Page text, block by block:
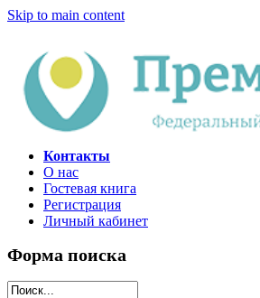
Skip to main content
Контакты
О нас
Гостевая книга
Регистрация
Личный кабинет
Форма поиска